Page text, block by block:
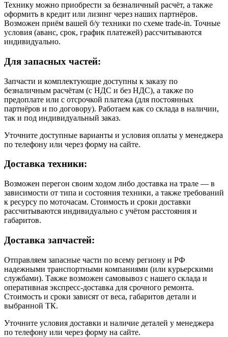
Технику можно приобрести за безналичный расчёт, а также
оформить в кредит или лизинг через наших партнёров.
Возможен приём вашей б/у техники по схеме trade-in. Точные
условия (аванс, срок, график платежей) рассчитываются
индивидуально.
Для запасных частей:
Запчасти и комплектующие доступны к заказу по
безналичным расчётам (с НДС и без НДС), а также по
предоплате или с отсрочкой платежа (для постоянных
партнёров и по договору). Работаем как со склада в наличии,
так и под индивидуальный заказ.
Уточните доступные варианты и условия оплаты у менеджера
по телефону или через форму на сайте.
Доставка техники:
Возможен перегон своим ходом либо доставка на трале — в
зависимости от типа и состояния техники, а также требований
к ресурсу по моточасам. Стоимость и сроки доставки
рассчитываются индивидуально с учётом расстояния и
габаритов.
Доставка запчастей:
Отправляем запасные части по всему региону и РФ
надежными транспортными компаниями (или курьерскими
службами). Также возможен самовывоз с нашего склада и
оперативная экспресс-доставка для срочного ремонта.
Стоимость и сроки зависят от веса, габаритов детали и
выбранной ТК.
Уточните условия доставки и наличие деталей у менеджера
по телефону или через форму на сайте.